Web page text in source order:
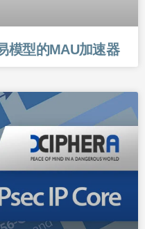
模型的MAU加速器